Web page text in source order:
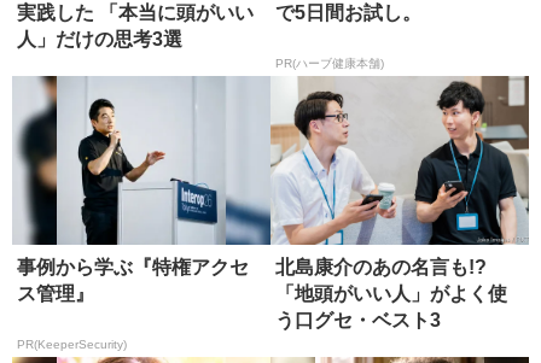
実践した 「本当に頭がいい
人」だけの思考3選
で5日間お試し。
PR(ハーブ健康本舗)
事例から学ぶ『特権アクセ
ス管理』
PR(KeeperSecurity)
北島康介のあの名言も!?
「地頭がいい人」がよく使
う口グセ・ベスト3